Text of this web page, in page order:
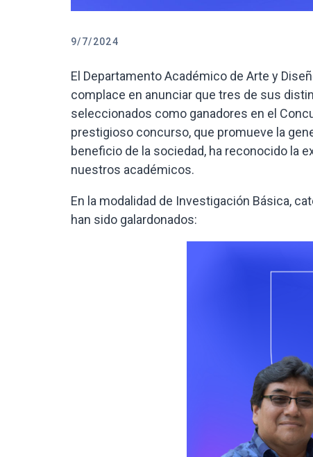
9/7/2024
El Departamento Académico de Arte y
complace en anunciar que tres de sus
seleccionados como ganadores en el
prestigioso concurso, que promueve la
beneficio de la sociedad, ha reconocido la
nuestros académicos.
En la modalidad de Investigación Básica,
han sido galardonados: